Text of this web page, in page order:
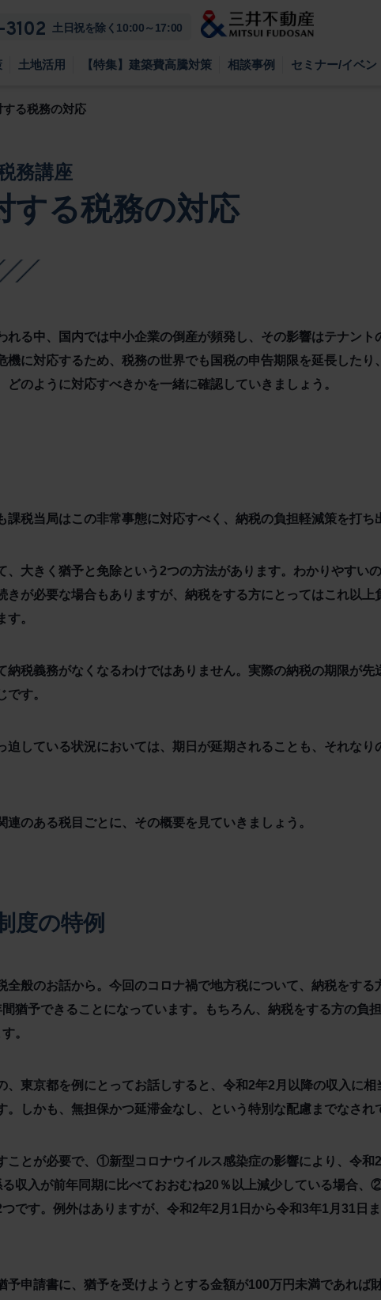
土日祝を除く10:00～17:00
土地活用 【特集】建築費高騰対策 相談事例 セミナー/イベン
する税務の対応
務講座
する税務の対応
れる中、国内では中小企業の倒産が頻発し、その影響はテナント
機に対応するため、税務の世界でも国税の申告期限を延長したり
のように対応すべきかを一緒に確認していきましょう。
税当局はこの非常事態に対応すべく、納税の負担軽減策を打ち
、大きく猶予と免除という2つの方法があります。わかりやすい
きが必要な場合もありますが、納税をする方にとってはこれ以上
。
納税義務がなくなるわけではありません。実際の納税の期限が先
す。
迫している状況においては、期日が延期されることも、それなり
のある税目ごとに、その概要を見ていきましょう。
度の特例
全般のお話から。今回のコロナ禍で地方税について、納税をする
猶予できることになっています。もちろん、納税をする方の負
。
、東京都を例にとってお話しすると、令和2年2月以降の収入に
しかも、無担保かつ延滞金なし、という特別な配慮までなされ
ことが必要で、①新型コロナウイルス感染症の影響により、令和
る収入が前年同期に比べておおむね20％以上減少している場合
です。例外はありますが、令和2年2月1日から令和3年1月31日
予申請書に、猶予を受けようとする金額が100万円未満であれば